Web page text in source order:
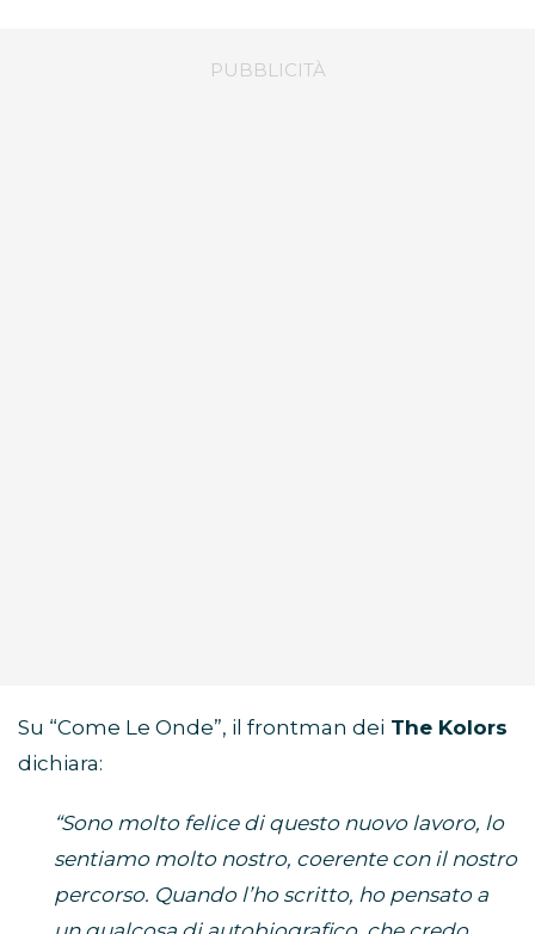
Su “Come Le Onde”, il frontman dei The Kolors
dichiara:
“Sono molto felice di questo nuovo lavoro, lo
sentiamo molto nostro, coerente con il nostro
percorso. Quando l’ho scritto, ho pensato a